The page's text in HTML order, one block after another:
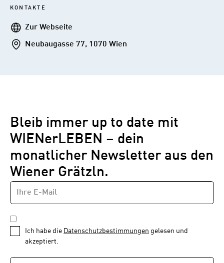
KONTAKTE
WebseiteZur Webseite
AddresseNeubaugasse 77, 1070 Wien
Bleib immer up to date mit
WIENerLEBEN – dein
monatlicher Newsletter aus den
Wiener Grätzln.
Newsletter
1
von
E-
MAIL-
ADRESSE
DATENSCHUTZBESTIMMUNGEN
*
Ich habe die Datenschutzbestimmungen gelesen und
akzeptiert.